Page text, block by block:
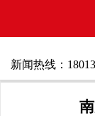
新闻热线：